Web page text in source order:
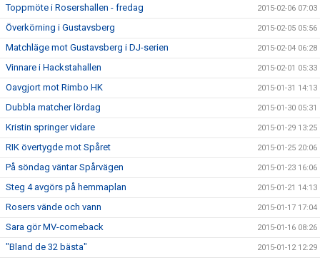
Toppmöte i Rosershallen - fredag 2015-02-06 07:03
Överkörning i Gustavsberg 2015-02-05 05:56
Matchläge mot Gustavsberg i DJ-serien 2015-02-04 06:28
Vinnare i Hackstahallen 2015-02-01 05:33
Oavgjort mot Rimbo HK 2015-01-31 14:13
Dubbla matcher lördag 2015-01-30 05:31
Kristin springer vidare 2015-01-29 13:25
RIK övertygde mot Spåret 2015-01-25 20:06
På söndag väntar Spårvägen 2015-01-23 16:06
Steg 4 avgörs på hemmaplan 2015-01-21 14:13
Rosers vände och vann 2015-01-17 17:04
Sara gör MV-comeback 2015-01-16 08:26
"Bland de 32 bästa" 2015-01-12 12:29